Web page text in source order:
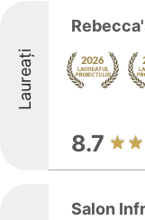
Laureați
8.7
Salon